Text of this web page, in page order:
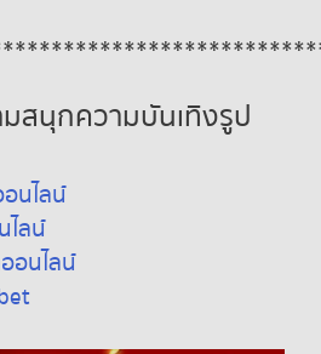
สนุกความบันเทิงรูป
นไลน์
ลน์
อนไลน์